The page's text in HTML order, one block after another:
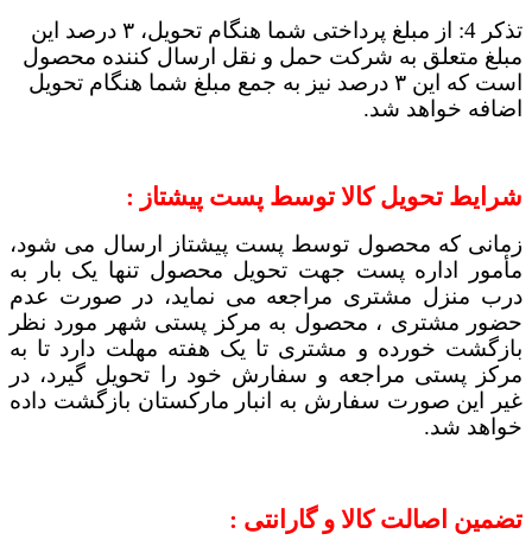
تذکر 4: از مبلغ پرداختی شما هنگام تحویل، ۳ درصد این
مبلغ متعلق به شرکت حمل و نقل ارسال کننده محصول
است که این ۳ درصد نیز به جمع مبلغ شما هنگام تحویل
اضافه خواهد شد.
شرایط تحویل کالا توسط پست پیشتاز :
زمانی که محصول توسط پست پیشتاز ارسال می شود،
مأمور اداره پست جهت تحویل محصول تنها یک بار به
درب منزل مشتری مراجعه می نماید، در صورت عدم
حضور مشتری ، محصول به مرکز پستی شهر مورد نظر
بازگشت خورده و مشتری تا یک هفته مهلت دارد تا به
مرکز پستی مراجعه و سفارش خود را تحویل گیرد، در
غیر این صورت سفارش به انبار مارکستان بازگشت داده
خواهد شد.
تضمین اصالت کالا و گارانتی :